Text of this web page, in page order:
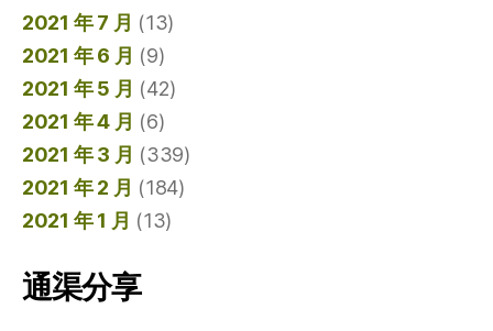
2021 年 7 月 (13)
2021 年 6 月 (9)
2021 年 5 月 (42)
2021 年 4 月 (6)
2021 年 3 月 (339)
2021 年 2 月 (184)
2021 年 1 月 (13)
通渠分享